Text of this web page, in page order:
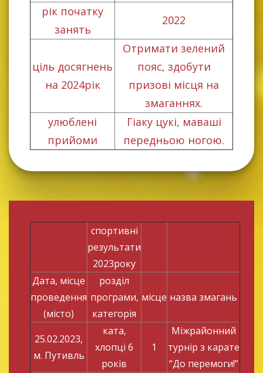
рік початку
занять
2022
ціль досягнень
на 2024рік
Отримати зелений
пояс, здобути
призові місця на
змаганнях.
улюблені
прийоми
Гіаку цукі, маваші
передньою ногою.
спортивні
результати
2023року
Дата, місце
проведення
(місто)
розділ
програми,
категорія
місце назва змагань
25.02.2023,
м. Путивль
ката,
хлопці 6
років
1
Міжрайонний
турнір з карате
“До перемоги!”